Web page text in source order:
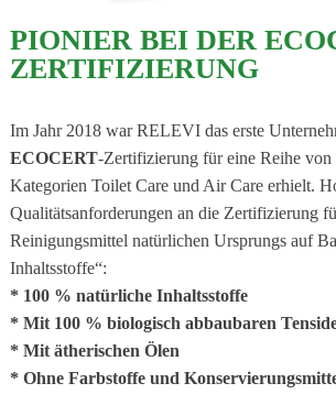
PIONIER BEI DER
ZERTIFIZIERUNG
Im Jahr 2018 war RELEVI das erste
ECOCERT-Zertifizierung für eine Reihe von
Kategorien Toilet Care und Air Care erhielt.
Qualitätsanforderungen an die Zertifizierung
Reinigungsmittel natürlichen Ursprungs auf
Inhaltsstoffe“:
* 100 % natürliche Inhaltsstoffe
* Mit 100 % biologisch abbaubaren
* Mit ätherischen Ölen
* Ohne Farbstoffe und